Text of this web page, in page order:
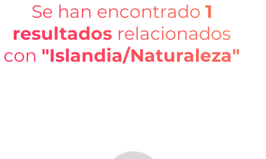
Se han encontrado 1
resultados relacionados
con "Islandia/Naturaleza"